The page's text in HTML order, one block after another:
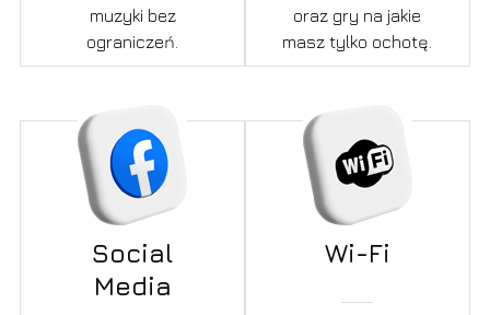
muzyki bez
ograniczeń.
oraz gry na jakie
masz tylko ochotę.
Social
Media
Wi-Fi